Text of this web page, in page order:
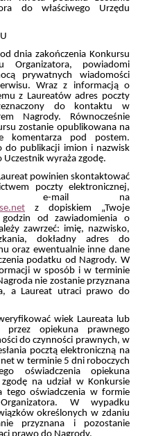
do właściwego Urzędu
zakończenia Konkursu
Organizatora, powiadomi
prywatnych wiadomości
Wraz z informacją o
z Laureatów adres poczty
do kontaktu w
Nagrody. Równocześnie
zostanie opublikowana na
komentarza pod postem.
do publikacji imion i nazwisk
wyraża zgodę.
powinien skontaktować
poczty elektronicznej,
e-mail na
z dopiskiem „Twoje
od zawiadomienia o
zawrzeć: imię, nazwisko,
dokładny adres do
oraz ewentualnie inne dane
podatku od Nagrody. W
w sposób i w terminie
nie zostanie przyznana
a Laureat utraci prawo do
wiek Laureata lub
przez opiekuna prawnego
do czynności prawnych, w
pocztą elektroniczną na
w terminie 5 dni roboczych
oświadczenia opiekuna
na udział w Konkursie
tego oświadczenia w formie
W wypadku
określonych w zdaniu
przyznana i pozostanie